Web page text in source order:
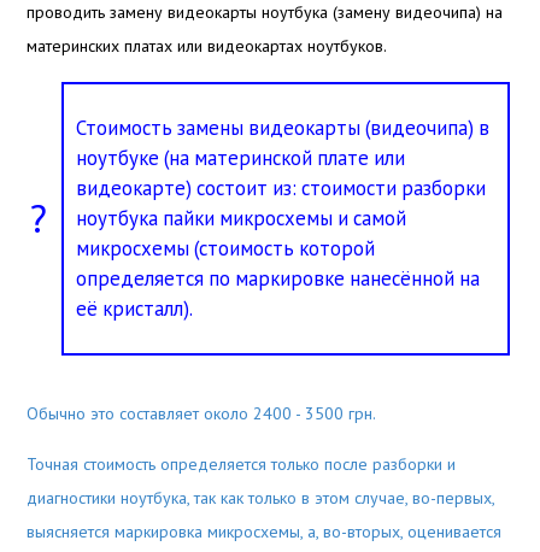
проводить замену видеокарты ноутбука (замену видеочипа) на
материнских платах или видеокартах ноутбуков.
?
Стоимость замены видеокарты (видеочипа) в
ноутбуке (на материнской плате или
видеокарте) состоит из: стоимости разборки
ноутбука пайки микросхемы и самой
микросхемы (стоимость которой
определяется по маркировке нанесённой на
её кристалл).
Обычно это составляет около 2400 - 3500 грн.
Точная стоимость определяется только после разборки и
диагностики ноутбука, так как только в этом случае, во-первых,
выясняется маркировка микросхемы, а, во-вторых, оценивается